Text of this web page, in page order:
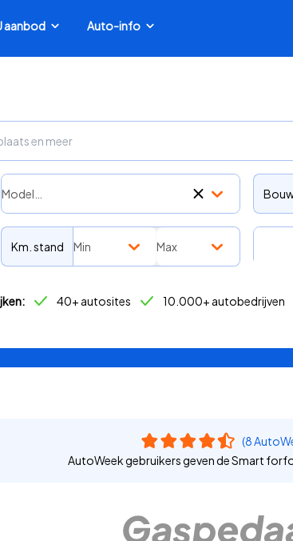
aanbod Auto-info
Model…
Km. stand Min Max
40+ autosites 10.000+ autobedrijven
(8
AutoWeek gebruikers geven de Smart